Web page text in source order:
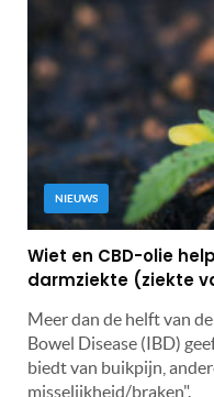
NIEUWS
Wiet en CBD-olie
darmziekte (ziekte
Meer dan de helft van
Bowel Disease (IBD)
biedt van buikpijn,
misselijkheid/braken".